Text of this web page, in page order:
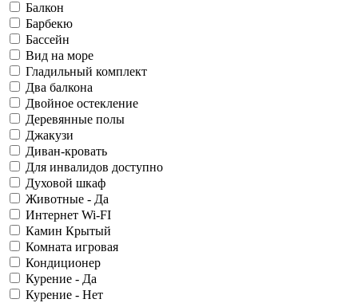
Балкон
Барбекю
Бассейн
Вид на море
Гладильный комплект
Два балкона
Двойное остекление
Деревянные полы
Джакузи
Диван-кровать
Для инвалидов доступно
Духовой шкаф
Животные - Да
Интернет Wi-FI
Камин Крытый
Комната игровая
Кондиционер
Курение - Да
Курение - Нет